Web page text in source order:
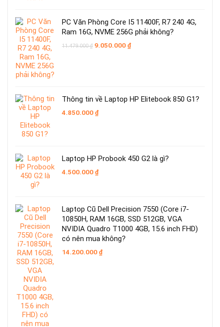
PC Văn Phòng Core I5 11400F, R7 240 4G,
Ram 16G, NVME 256G phải không?
11.479.000₫ Giá
9.050.000 ₫Giá
Thông tin về Laptop HP Elitebook 850 G1?
4.850.000 ₫
Laptop HP Probook 450 G2 là gì?
4.500.000 ₫
Laptop Cũ Dell Precision 7550 (Core i7-
10850H, RAM 16GB, SSD 512GB, VGA
NVIDIA Quadro T1000 4GB, 15.6 inch FHD)
có nên mua không?
14.200.000 ₫